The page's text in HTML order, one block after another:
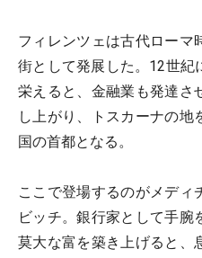
フィレンツェは古代ローマ
街として発展した。12世紀
栄えると、金融業も発達さ
し上がり、トスカーナの地
国の首都となる。
ここで登場するのがメディ
ビッチ。銀行家として手腕
莫大な富を築き上げると、